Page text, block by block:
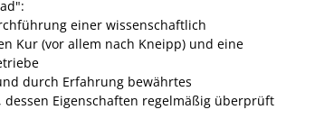
einer wissenschaftlich
Kur (vor allem nach Kneipp) und eine
durch Erfahrung bewährtes
dessen Eigenschaften regelmäßig überprüft